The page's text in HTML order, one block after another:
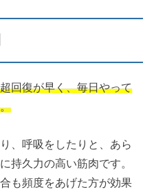
回復が早く、毎日やって
、呼吸をしたりと、あら
持久力の高い筋肉です。
も頻度をあげた方が効果